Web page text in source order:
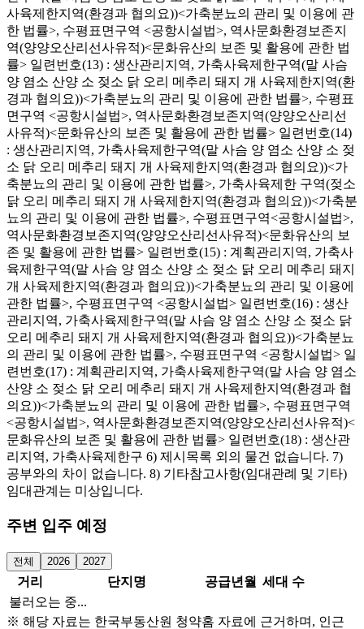
사육제한지역(환경과 협의요))<가축분뇨의 관리 및 이용에 관
한 법률>, 수평표면구역 <공항시설법>, 역사문화환경보존지
역(양양오산리선사유적)<문화유산의 보존 및 활용에 관한 법
률> 일련번호(13) : 생산관리지역, 가축사육제한구역(말 사슴
양 염소 산양 소 젖소 닭 오리 메추리 돼지 개 사육제한지역(환
경과 협의요))<가축분뇨의 관리 및 이용에 관한 법률>, 수평표
면구역 <공항시설법>, 역사문화환경보존지역(양양오산리선
사유적)<문화유산의 보존 및 활용에 관한 법률> 일련번호(14)
: 생산관리지역, 가축사육제한구역(말 사슴 양 염소 산양 소 젖
소 닭 오리 메추리 돼지 개 사육제한지역(환경과 협의요))<가
축분뇨의 관리 및 이용에 관한 법률>, 가축사육제한 구역(젖소
닭 오리 메추리 돼지 개 사육제한지역(환경과 협의요))<가축분
뇨의 관리 및 이용에 관한 법률>, 수평표면구역<공항시설법>,
역사문화환경보존지역(양양오산리선사유적)<문화유산의 보
존 및 활용에 관한 법률> 일련번호(15) : 계획관리지역, 가축사
육제한구역(말 사슴 양 염소 산양 소 젖소 닭 오리 메추리 돼지
개 사육제한지역(환경과 협의요))<가축분뇨의 관리 및 이용에
관한 법률>, 수평표면구역 <공항시설법> 일련번호(16) : 생산
관리지역, 가축사육제한구역(말 사슴 양 염소 산양 소 젖소 닭
오리 메추리 돼지 개 사육제한지역(환경과 협의요))<가축분뇨
의 관리 및 이용에 관한 법률>, 수평표면구역 <공항시설법> 일
련번호(17) : 계획관리지역, 가축사육제한구역(말 사슴 양 염소
산양 소 젖소 닭 오리 메추리 돼지 개 사육제한지역(환경과 협
의요))<가축분뇨의 관리 및 이용에 관한 법률>, 수평표면구역
<공항시설법>, 역사문화환경보존지역(양양오산리선사유적)<
문화유산의 보존 및 활용에 관한 법률> 일련번호(18) : 생산관
리지역, 가축사육제한구 6) 제시목록 외의 물건 없습니다. 7)
공부와의 차이 없습니다. 8) 기타참고사항(임대관례 및 기타)
임대관계는 미상입니다.
주변 입주 예정
전체 2026 2027
거리 단지명 공급년월 세대 수
불러오는 중...
※ 해당 자료는 한국부동산원 청약홈 자료에 근거하며, 인근